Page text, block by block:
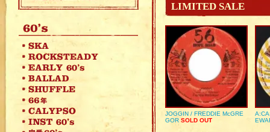
LIMITED SALE
JOGGIN / FREDDIE McGRE
GOR SOLD OUT